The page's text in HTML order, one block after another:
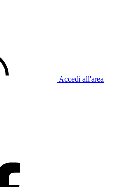
Accedi all'area